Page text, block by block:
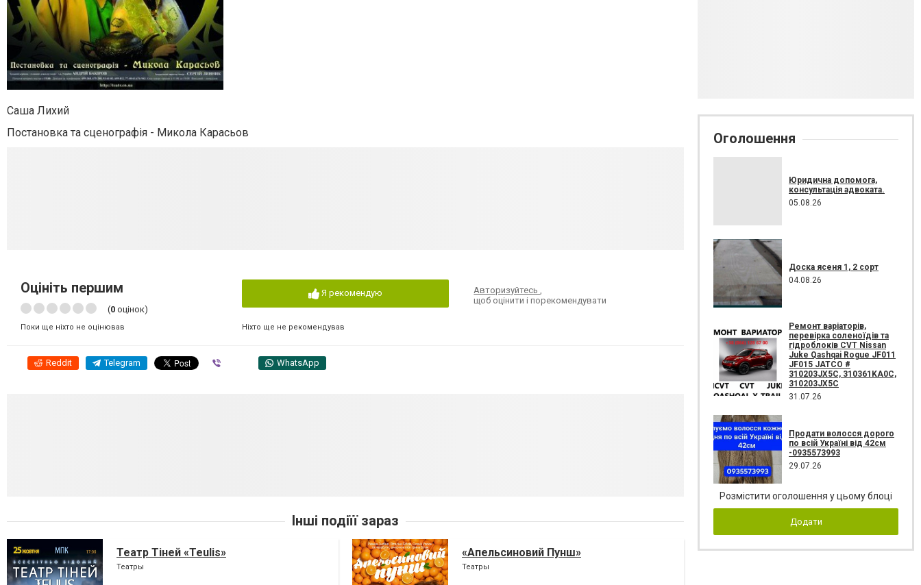
Саша Лихий
Постановка та сценографія - Микола Карасьов
Оцініть першим
(0 оцінок)
Поки ще ніхто не оцінював
Я рекомендую
Ніхто ще не рекомендував
Авторизуйтесь,
щоб оцінити і порекомендувати
Reddit Telegram WhatsApp
Інші подіїї зараз
Театр Тіней «Teulis»
Театры
«Апельсиновий Пунш»
Театры
Оголошення
Юридична допомога,
консультація адвоката.
05.08.26
Доска ясеня 1, 2 сорт
04.08.26
Ремонт варіаторів,
перевірка соленоїдів та
гідроблоків CVT Nissan
Juke Qashqai Rogue JF011
JF015 JATCO #
310203JX5C, 310361KA0C,
310203JX5C
31.07.26
Продати волосся дорого
по всій Україні від 42см
-0935573993
29.07.26
Розмістити оголошення у цьому блоці
Додати